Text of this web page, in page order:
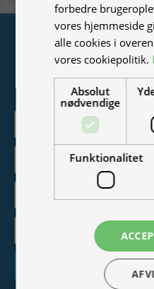
Tilmeld
Vær blandt de første til at
tilbud,
forbedre
vores hjemmeside
alle cookies i
vores cookiepolitik.
Absolut
nødvendige
Funktionalitet